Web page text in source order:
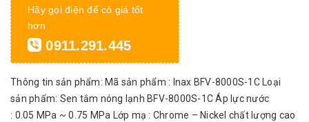
Hãy gọi điện để có giá tốt
hơn
0911.291.445
Thông tin sản phẩm: Mã sản phẩm : Inax BFV-8000S-1C Loại
sản phẩm: Sen tắm nóng lạnh BFV-8000S-1C Áp lực nước
: 0.05 MPa ~ 0.75 MPa Lớp mạ : Chrome – Nickel chất lượng cao